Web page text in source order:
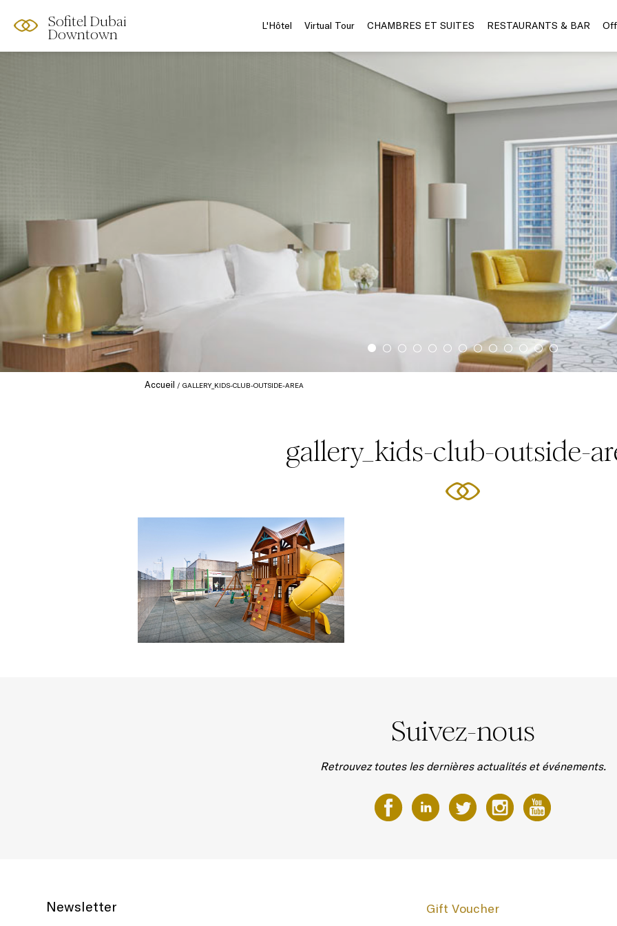
Sofitel Dubai
Downtown
L'Hôtel Virtual Tour CHAMBRES ET SUITES RESTAURANTS & BAR
Accueil GALLERY_KIDS-CLUB-OUTSIDE-AREA
gallery_kids-club-outside-
Suivez-nous
Retrouvez toutes les dernières actualités et événements.
Newsletter Gift Voucher